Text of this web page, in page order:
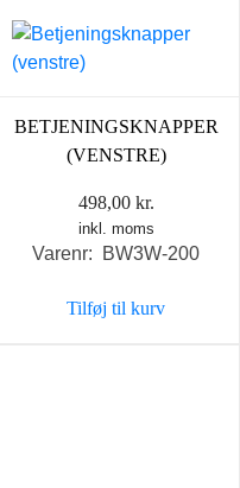
BETJENINGSKNAPPER
(VENSTRE)
498,00 kr.
inkl. moms
Varenr: BW3W-200
Tilføj til kurv